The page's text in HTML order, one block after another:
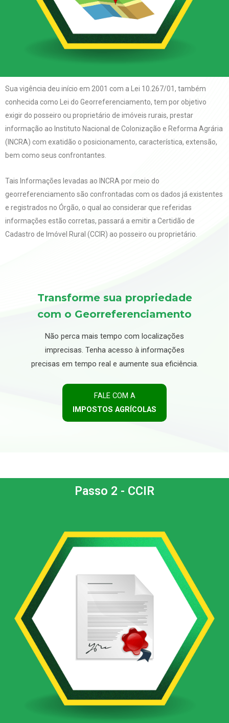
Sua vigência deu início em 2001 com a Lei 10.267/01, também
conhecida como Lei do Georreferenciamento, tem por objetivo
exigir do posseiro ou proprietário de imóveis rurais, prestar
informação ao Instituto Nacional de Colonização e Reforma Agrária
(INCRA) com exatidão o posicionamento, característica, extensão,
bem como seus confrontantes.
Tais Informações levadas ao INCRA por meio do
georreferenciamento são confrontadas com os dados já existentes
e registrados no Órgão, o qual ao considerar que referidas
informações estão corretas, passará a emitir a Certidão de
Cadastro de Imóvel Rural (CCIR) ao posseiro ou proprietário.
Transforme sua propriedade
com o Georreferenciamento
Não perca mais tempo com localizações
imprecisas. Tenha acesso à informações
precisas em tempo real e aumente sua eficiência.
FALE COM A
IMPOSTOS AGRÍCOLAS
Passo 2 - CCIR